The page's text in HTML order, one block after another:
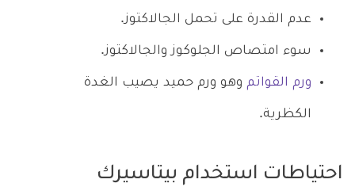
عدم القدرة على تحمل الجالاكتوز.
سوء امتصاص الجلوكوز والجالاكتوز.
ورم القواتم وهو ورم حميد يصيب الغدة
الكظرية.
احتياطات استخدام بيتاسيرك